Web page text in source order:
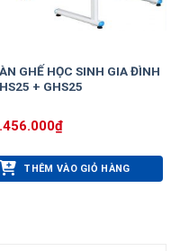
GHẾ HỌC SINH GIA ĐÌNH
+ GHS25
₫
THÊM VÀO GIỎ HÀNG